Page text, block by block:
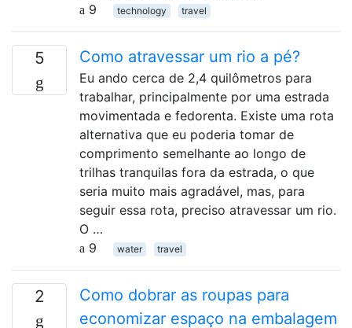
9
technology travel
5 Como atravessar um rio a pé?
Eu ando cerca de 2,4 quilômetros para
trabalhar, principalmente por uma estrada
movimentada e fedorenta. Existe uma rota
alternativa que eu poderia tomar de
comprimento semelhante ao longo de
trilhas tranquilas fora da estrada, o que
seria muito mais agradável, mas, para
seguir essa rota, preciso atravessar um rio.
O …
9
water travel
2
Como dobrar as roupas para
economizar espaço na embalagem